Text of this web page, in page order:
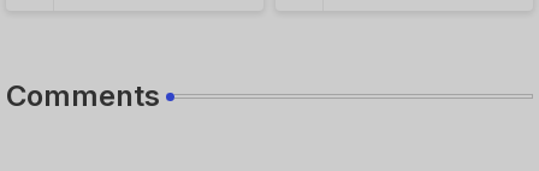
Comments